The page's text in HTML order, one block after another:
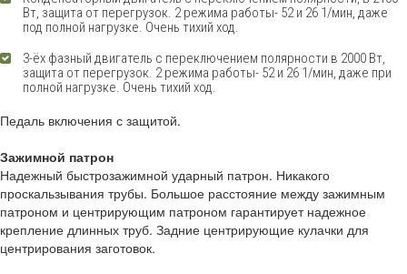
Вт, защита от перегрузок. 2 режима работы- 52 и 26 1/мин, даже
под полной нагрузке. Очень тихий ход.
3-ёх фазный двигатель с переключением полярности в 2000 Вт,
защита от перегрузок. 2 режима работы- 52 и 26 1/мин, даже при
полной нагрузке. Очень тихий ход.
Педаль включения с защитой.
Зажимной патрон
Надежный быстрозажимной ударный патрон. Никакого
проскальзывания трубы. Большое расстояние между зажимным
патроном и центрирующим патроном гарантирует надежное
крепление длинных труб. Задние центрирующие кулачки для
центрирования заготовок.